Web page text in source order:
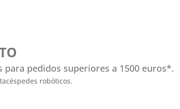
pedidos superiores a 1500 euros*.
robóticos.